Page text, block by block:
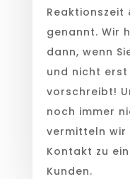
Reaktionszeit
genannt. Wir
dann, wenn
und nicht erst
vorschreibt!
noch immer
vermitteln wir
Kontakt zu
Kunden.